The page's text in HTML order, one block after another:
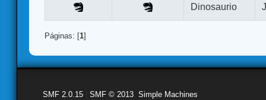
Dinosaurio
Páginas: [1]
SMF 2.0.15 SMF © 2013 Simple Machines